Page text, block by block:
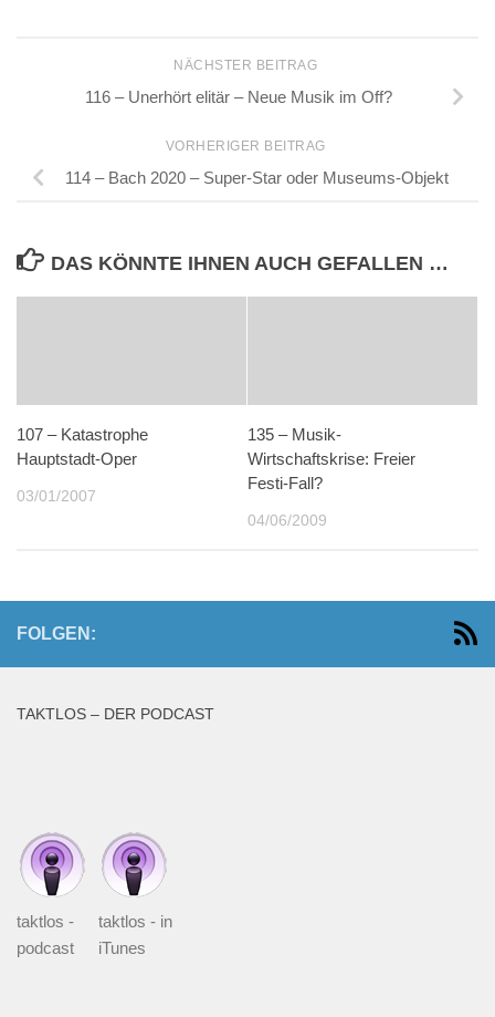
NÄCHSTER BEITRAG
116 – Unerhört elitär – Neue Musik im Off?
VORHERIGER BEITRAG
114 – Bach 2020 – Super-Star oder Museums-Objekt
DAS KÖNNTE IHNEN AUCH GEFALLEN …
107 – Katastrophe
Hauptstadt-Oper
03/01/2007
135 – Musik-
Wirtschaftskrise: Freier
Festi-Fall?
04/06/2009
FOLGEN:
TAKTLOS – DER PODCAST
taktlos -
podcast
taktlos - in
iTunes